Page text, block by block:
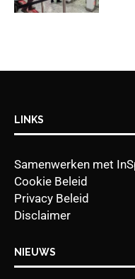
LINKS
Samenwerken met
Cookie Beleid
Privacy Beleid
Disclaimer
NIEUWS